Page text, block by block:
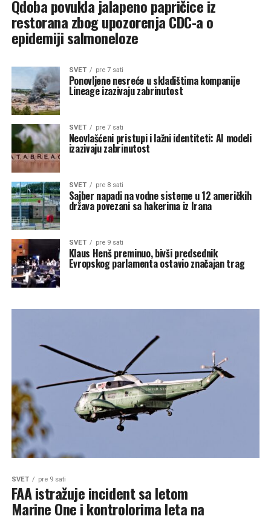
Qdoba povukla jalapeno papričice iz
restorana zbog upozorenja CDC-a o
epidemiji salmoneloze
SVET pre 7 sati
Ponovljene nesreće u skladištima kompanije
Lineage izazivaju zabrinutost
SVET pre 7 sati
Neovlašćeni pristupi i lažni identiteti: AI modeli
izazivaju zabrinutost
SVET pre 8 sati
Sajber napadi na vodne sisteme u 12 američkih
država povezani sa hakerima iz Irana
SVET pre 9 sati
Klaus Henš preminuo, bivši predsednik
Evropskog parlamenta ostavio značajan trag
SVET pre 9 sati
FAA istražuje incident sa letom
Marine One i kontrolorima leta na